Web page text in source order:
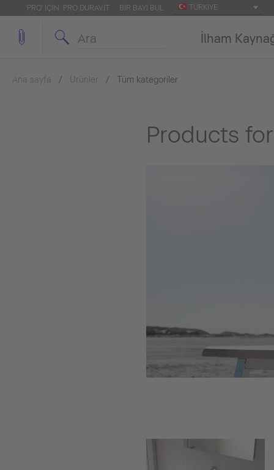
'PRO' IÇIN: PRO.DURAVIT BIR BAYI BUL TÜRKIYE
İlham
Ana sayfa Ürünler Tüm kategoriler
Products